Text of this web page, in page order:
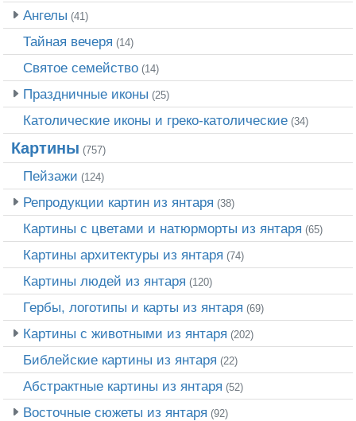
Ангелы (41)
Тайная вечеря (14)
Святое семейство (14)
Праздничные иконы (25)
Католические иконы и греко-католические (34)
Картины (757)
Пейзажи (124)
Репродукции картин из янтаря (38)
Картины с цветами и натюрморты из янтаря (65)
Картины архитектуры из янтаря (74)
Картины людей из янтаря (120)
Гербы, логотипы и карты из янтаря (69)
Картины с животными из янтаря (202)
Библейские картины из янтаря (22)
Абстрактные картины из янтаря (52)
Восточные сюжеты из янтаря (92)